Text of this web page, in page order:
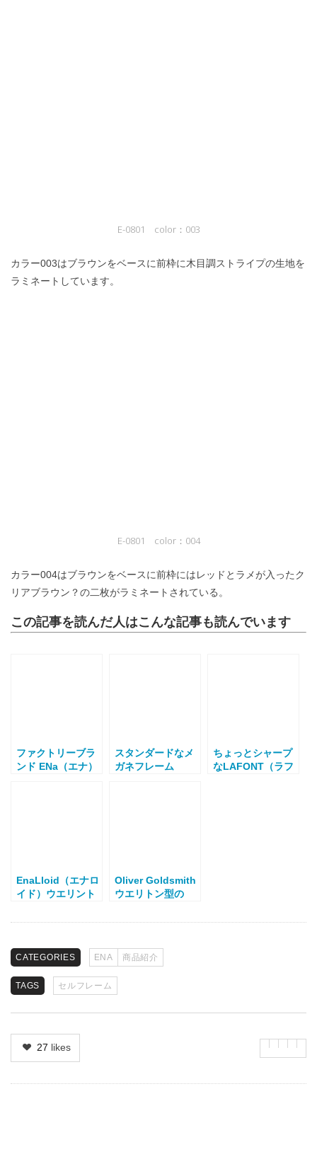
E-0801 color：003
カラー003はブラウンをベースに前枠に木目調ストライプの生地を
ラミネートしています。
E-0801 color：004
カラー004はブラウンをベースに前枠にはレッドとラメが入ったク
リアブラウン？の二枚がラミネートされている。
この記事を読んだ人はこんな記事も読んでいます
ファクトリーブラ
ンド ENa（エナ）
スタンダードなメ
ガネフレーム
ちょっとシャープ
なLAFONT（ラフ
EnaLloid（エナロ
イド）ウエリント
Oliver Goldsmith
ウエリトン型の
CATEGORIES ENA 商品紹介
TAGS セルフレーム
27 likes